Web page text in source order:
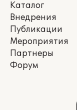
Каталог
Внедрения
Публикации
Мероприятия
Партнеры
Форум